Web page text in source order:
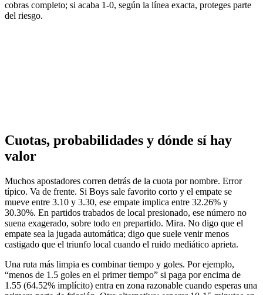
cobras completo; si acaba 1-0, según la línea exacta, proteges parte
del riesgo.
Cuotas, probabilidades y dónde sí hay
valor
Muchos apostadores corren detrás de la cuota por nombre. Error
típico. Va de frente. Si Boys sale favorito corto y el empate se
mueve entre 3.10 y 3.30, ese empate implica entre 32.26% y
30.30%. En partidos trabados de local presionado, ese número no
suena exagerado, sobre todo en prepartido. Mira. No digo que el
empate sea la jugada automática; digo que suele venir menos
castigado que el triunfo local cuando el ruido mediático aprieta.
Una ruta más limpia es combinar tiempo y goles. Por ejemplo,
“menos de 1.5 goles en el primer tiempo” si paga por encima de
1.55 (64.52% implícito) entra en zona razonable cuando esperas una